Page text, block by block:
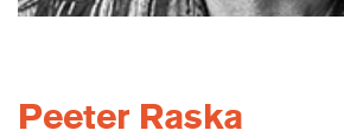
Peeter Raska